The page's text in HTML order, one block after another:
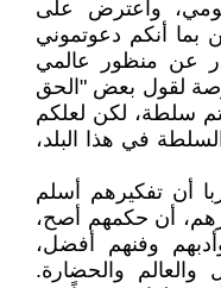
وأعترض على
بما أنكم دعوتموني
عن منظور عالمي
لقول بعض "الحق
سلطة، لكن لعلكم
في هذا البلد،
أن تفكيرهم أسلم
أن حكمهم أصح،
وفنهم أفضل،
والعالم والحضارة.